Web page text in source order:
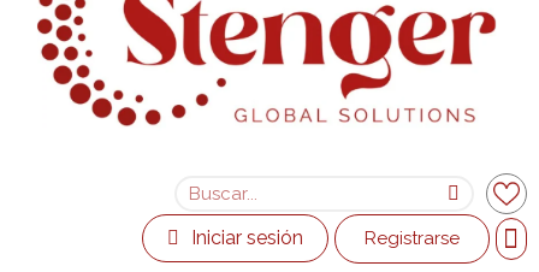
Iniciar sesión Registrarse